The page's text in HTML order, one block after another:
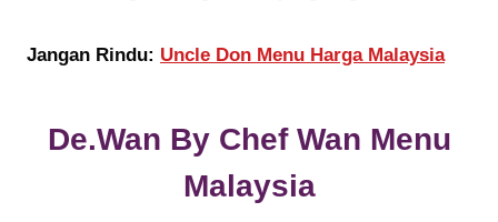
Jangan Rindu: Uncle Don Menu Harga Malaysia
De.Wan By Chef Wan Menu
Malaysia